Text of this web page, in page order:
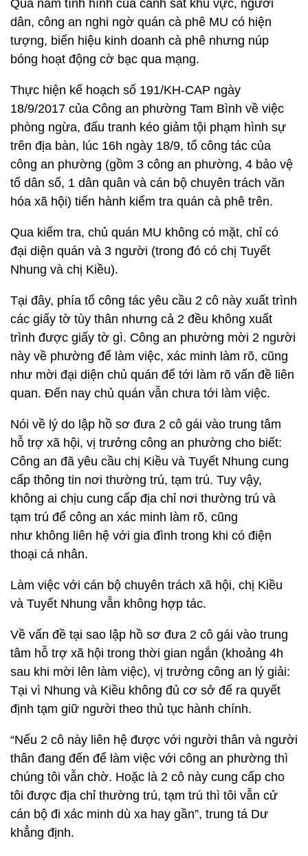
Qua nắm tình hình của cảnh sát khu vực, người
dân, công an nghi ngờ quán cà phê MU có hiện
tượng, biển hiệu kinh doanh cà phê nhưng núp
bóng hoạt động cờ bạc qua mạng.
Thực hiện kế hoạch số 191/KH-CAP ngày
18/9/2017 của Công an phường Tam Bình về việc
phòng ngừa, đấu tranh kéo giảm tội phạm hình sự
trên địa bàn, lúc 16h ngày 18/9, tổ công tác của
công an phường (gồm 3 công an phường, 4 bảo vệ
tổ dân số, 1 dân quân và cán bộ chuyên trách văn
hóa xã hội) tiến hành kiểm tra quán cà phê trên.
Qua kiểm tra, chủ quán MU không có mặt, chỉ có
đại diện quán và 3 người (trong đó có chị Tuyết
Nhung và chị Kiều).
Tại đây, phía tổ công tác yêu cầu 2 cô này xuất trình
các giấy tờ tùy thân nhưng cả 2 đều không xuất
trình được giấy tờ gì. Công an phường mời 2 người
này về phường để làm việc, xác minh làm rõ, cũng
như mời đại diện chủ quán để tới làm rõ vấn đề liên
quan. Đến nay chủ quán vẫn chưa tới làm việc.
Nói về lý do lập hồ sơ đưa 2 cô gái vào trung tâm
hỗ trợ xã hội, vị trưởng công an phường cho biết:
Công an đã yêu cầu chị Kiều và Tuyết Nhung cung
cấp thông tin nơi thường trú, tạm trú. Tuy vậy,
không ai chịu cung cấp địa chỉ nơi thường trú và
tạm trú để công an xác minh làm rõ, cũng
như không liên hệ với gia đình trong khi có điện
thoại cá nhân.
Làm việc với cán bộ chuyên trách xã hội, chị Kiều
và Tuyết Nhung vẫn không hợp tác.
Về vấn đề tại sao lập hồ sơ đưa 2 cô gái vào trung
tâm hỗ trợ xã hội trong thời gian ngắn (khoảng 4h
sau khi mời lên làm việc), vị trưởng công an lý giải:
Tại vì Nhung và Kiều không đủ cơ sở để ra quyết
định tạm giữ người theo thủ tục hành chính.
“Nếu 2 cô này liên hệ được với người thân và người
thân đang đến để làm việc với công an phường thì
chúng tôi vẫn chờ. Hoặc là 2 cô này cung cấp cho
tôi được địa chỉ thường trú, tạm trú thì tôi vẫn cử
cán bộ đi xác minh dù xa hay gần”, trung tá Dư
khẳng định.